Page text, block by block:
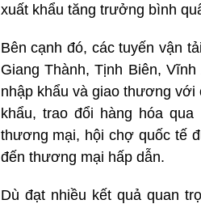
xuất khẩu tăng trưởng bình
Bên cạnh đó, các tuyến vận
Giang Thành, Tịnh Biên,
nhập khẩu và giao thương
khẩu, trao đổi hàng hóa
thương mại, hội chợ quốc tế
đến thương mại hấp dẫn.
Dù đạt nhiều kết quả quan